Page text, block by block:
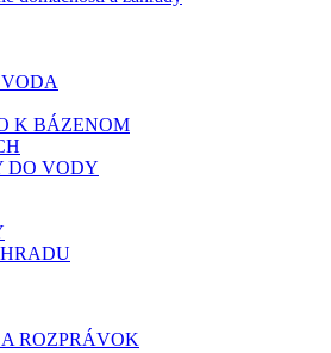
K BÁZENOM
DO VODY
ROZPRÁVOK